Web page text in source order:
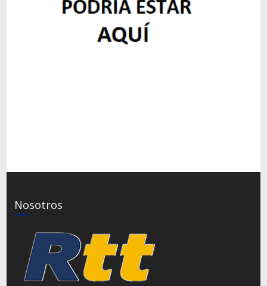
Nosotros